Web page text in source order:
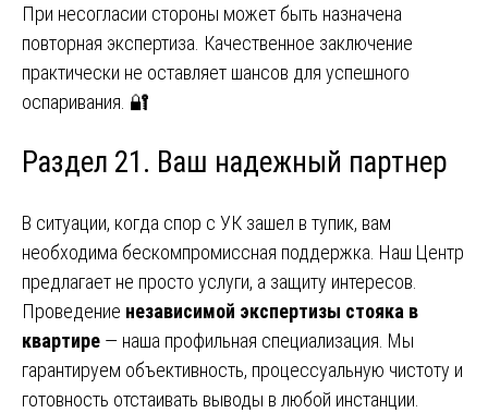
При несогласии стороны может быть назначена
повторная экспертиза. Качественное заключение
практически не оставляет шансов для успешного
оспаривания. 🔐
Раздел 21. Ваш надежный партнер
В ситуации, когда спор с УК зашел в тупик, вам
необходима бескомпромиссная поддержка. Наш Центр
предлагает не просто услуги, а защиту интересов.
Проведение независимой экспертизы стояка в
квартире — наша профильная специализация. Мы
гарантируем объективность, процессуальную чистоту и
готовность отстаивать выводы в любой инстанции.